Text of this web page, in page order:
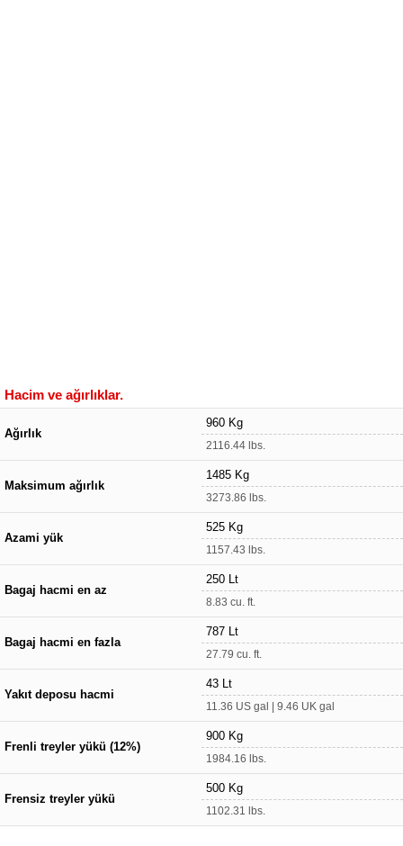
Hacim ve ağırlıklar.
Ağırlık
960 Kg
2116.44 lbs.
Maksimum ağırlık
1485 Kg
3273.86 lbs.
Azami yük
525 Kg
1157.43 lbs.
Bagaj hacmi en az
250 Lt
8.83 cu. ft.
Bagaj hacmi en fazla
787 Lt
27.79 cu. ft.
Yakıt deposu hacmi
43 Lt
11.36 US gal | 9.46 UK gal
Frenli treyler yükü (12%)
900 Kg
1984.16 lbs.
Frensiz treyler yükü
500 Kg
1102.31 lbs.